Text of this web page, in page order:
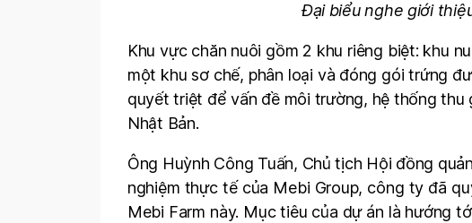
Đại biểu nghe giới
Khu vực chăn nuôi gồm 2 khu riêng biệt: khu
một khu sơ chế, phân loại và đóng gói trứng
quyết triệt để vấn đề môi trường, hệ thống
Nhật Bản.
Ông Huỳnh Công Tuấn, Chủ tịch Hội đồng
nghiệm thực tế của Mebi Group, công ty đã
Mebi Farm này. Mục tiêu của dự án là hướng